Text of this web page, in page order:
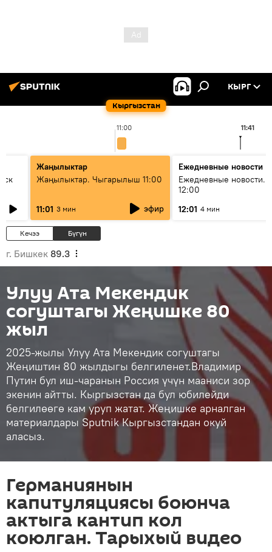
Кыргызстан
КЫРГ
11:00 11:41
Жаңылыктар
Жаңылыктар. Чыгарылыш 11:00
11:01 3 мин эфир
Ежедневные новости
Ежедневные новости.
12:00
12:01 4 мин
Кечээ Бүгүн
г. Бишкек 89.3
Улуу Ата Мекендик
согуштагы Жеңишке 80
жыл
2025-жылы Улуу Ата Мекендик согуштагы
Жеңиштин 80 жылдыгы белгиленет.Владимир
Путин бул иш-чаранын Россия үчүн мааниси зор
экенин айтты. Кыргызстан да бул юбилейди
белгилөөгө кам уруп жатат. Жеңишке арналган
материалдары Sputnik Кыргызстандан окуй
аласыз.
Германиянын
капитуляциясы боюнча
актыга кантип кол
коюлган. Тарыхый видео